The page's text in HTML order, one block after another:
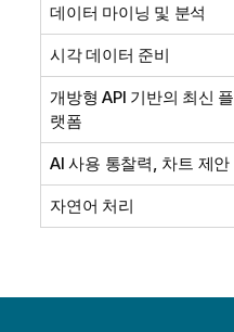
데이터 마이닝 및 분석
시각 데이터 준비
개방형 API 기반의 최신 플
랫폼
AI 사용 통찰력, 차트 제안
자연어 처리